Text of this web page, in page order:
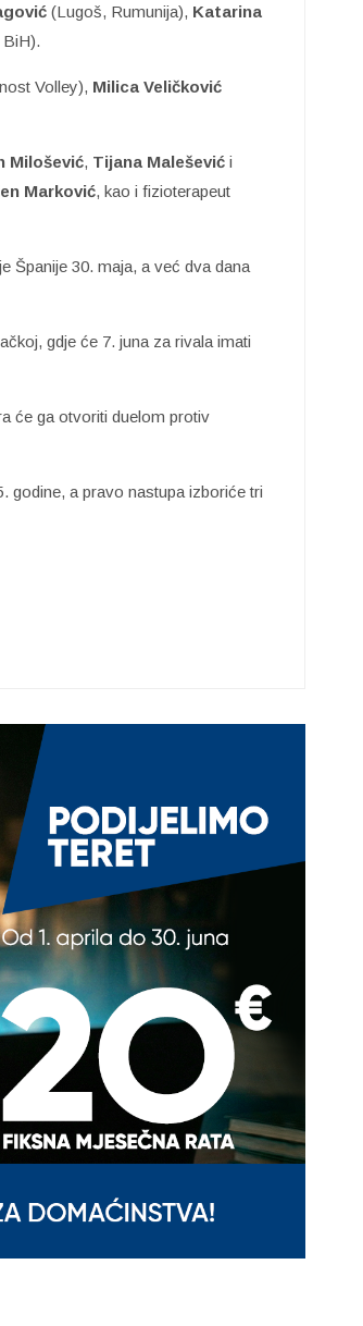
(Lugoš, Rumunija), Katarina
Volley), Milica Veličković
Milošević, Tijana Malešević i
Marković, kao i fizioterapeut
Španije 30. maja, a već dva dana
gdje će 7. juna za rivala imati
će ga otvoriti duelom protiv
godine, a pravo nastupa izboriće tri